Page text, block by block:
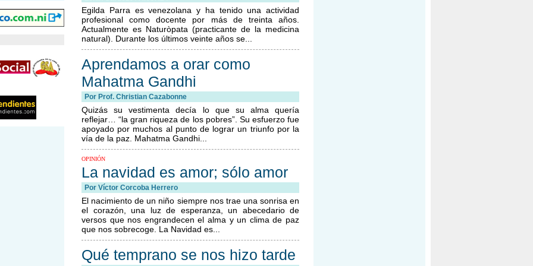
de Kim Jong-II
Penn
San Carlos
Egilda Parra es venezolana y ha tenido una actividad
profesional como docente por más de treinta años.
Actualmente es Naturòpata (practicante de la medicina
natural). Durante los últimos veinte años se...
Aprendamos a orar como
Mahatma Gandhi
Por Prof. Christian Cazabonne
Quizás su vestimenta decía lo que su alma quería
reflejar… “la gran riqueza de los pobres”. Su esfuerzo fue
apoyado por muchos al punto de lograr un triunfo por la
vía de la paz. Mahatma Gandhi...
OPINIÓN
La navidad es amor; sólo amor
Por Víctor Corcoba Herrero
El nacimiento de un niño siempre nos trae una sonrisa en
el corazón, una luz de esperanza, un abecedario de
versos que nos engrandecen el alma y un clima de paz
que nos sobrecoge. La Navidad es...
Qué temprano se nos hizo tarde